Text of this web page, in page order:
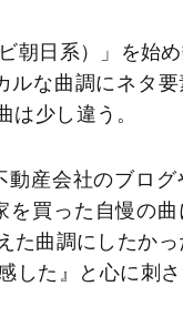
朝日系）」を始
ルな曲調にネタ
少し違う。
産会社のブロ
買った自慢の
た曲調にしたか
した』と心に刺